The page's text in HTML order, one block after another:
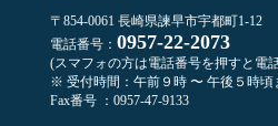
〒854-0061 長崎県諫早市宇都町1-12
電話番号： 0957-22-2073
(スマフォの方は電話番号を押すと電
※ 受付時間：午前９時 〜 午後５時頃
Fax番号 ：0957-47-9133